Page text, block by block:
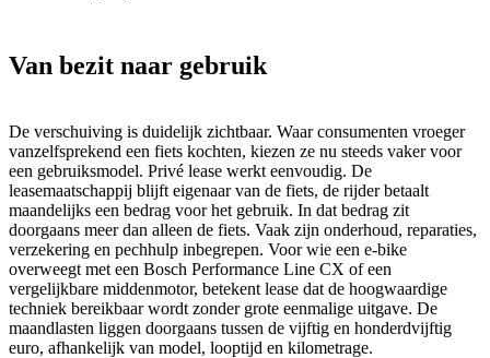
Van bezit naar gebruik
De verschuiving is duidelijk zichtbaar. Waar consumenten vroeger
vanzelfsprekend een fiets kochten, kiezen ze nu steeds vaker voor
een gebruiksmodel. Privé lease werkt eenvoudig. De
leasemaatschappij blijft eigenaar van de fiets, de rijder betaalt
maandelijks een bedrag voor het gebruik. In dat bedrag zit
doorgaans meer dan alleen de fiets. Vaak zijn onderhoud, reparaties,
verzekering en pechhulp inbegrepen. Voor wie een e-bike
overweegt met een Bosch Performance Line CX of een
vergelijkbare middenmotor, betekent lease dat de hoogwaardige
techniek bereikbaar wordt zonder grote eenmalige uitgave. De
maandlasten liggen doorgaans tussen de vijftig en honderdvijftig
euro, afhankelijk van model, looptijd en kilometrage.